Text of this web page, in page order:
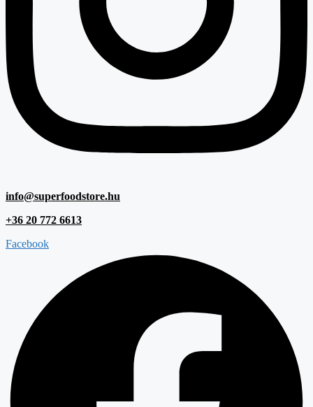
info@superfoodstore.hu
+36 20 772 6613
Facebook